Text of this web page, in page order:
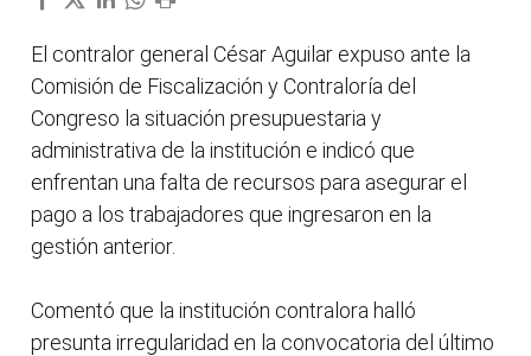
El contralor general César Aguilar expuso ante la
Comisión de Fiscalización y Contraloría del
Congreso la situación presupuestaria y
administrativa de la institución e indicó que
enfrentan una falta de recursos para asegurar el
pago a los trabajadores que ingresaron en la
gestión anterior.
Comentó que la institución contralora halló
presunta irregularidad en la convocatoria del último